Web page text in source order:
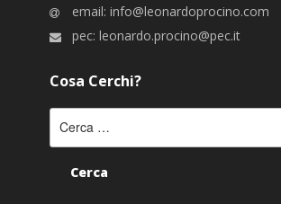
email:info@leonardoprocino.com
pec:leonardo.procino@pec.it
Cosa Cerchi?
per: